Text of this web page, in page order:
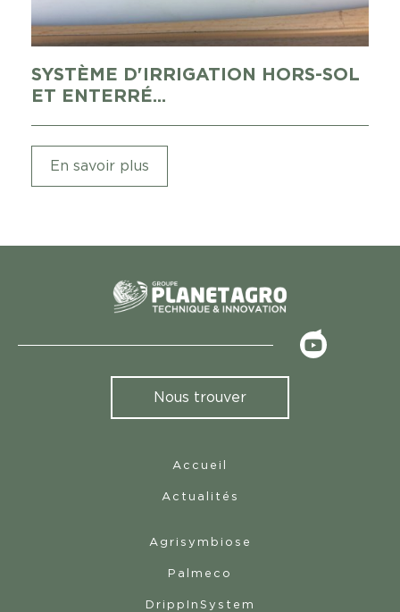
SYSTÈME D'IRRIGATION HORS-SOL
ET ENTERRÉ...
En savoir plus
<
Nous trouver
Accueil
Actualités
Agrisymbiose
Palmeco
DrippInSystem